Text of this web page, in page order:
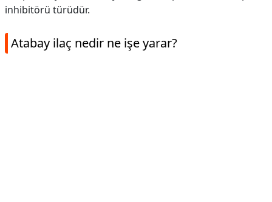
inhibitörü türüdür.
Atabay ilaç nedir ne işe yarar?